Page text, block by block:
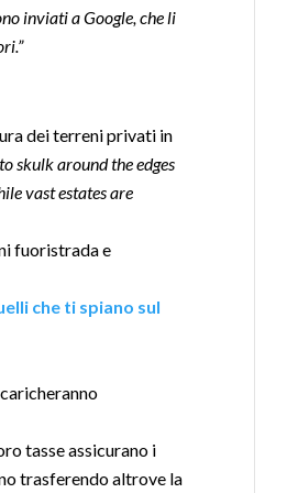
inviati a Google, che li
dei terreni privati in
skulk around the edges
vast estates are
fuoristrada e
che ti spiano sul
tasse assicurano i
trasferendo altrove la